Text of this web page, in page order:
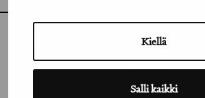
Kiellä
Salli kaikki
INSTAGRAM
LINKEDIN